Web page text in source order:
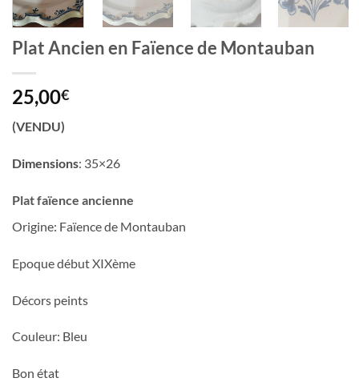
Plat Ancien en Faïence de Montauban
25,00€
(VENDU)
Dimensions: 35×26
Plat faïence ancienne
Origine: Faïence de Montauban
Epoque début XIXème
Décors peints
Couleur: Bleu
Bon état